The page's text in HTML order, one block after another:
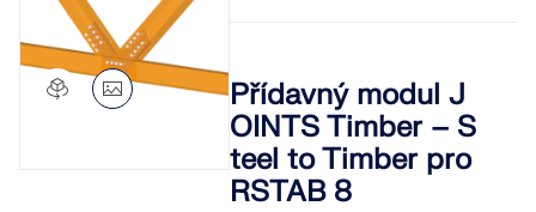
Přídavný modul J
OINTS Timber – S
teel to Timber pro
RSTAB 8